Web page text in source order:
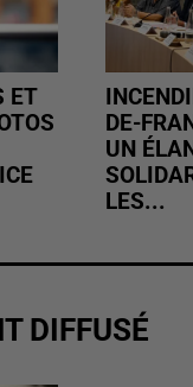
ET
DE-
UN
LES...
DIFFUSÉ